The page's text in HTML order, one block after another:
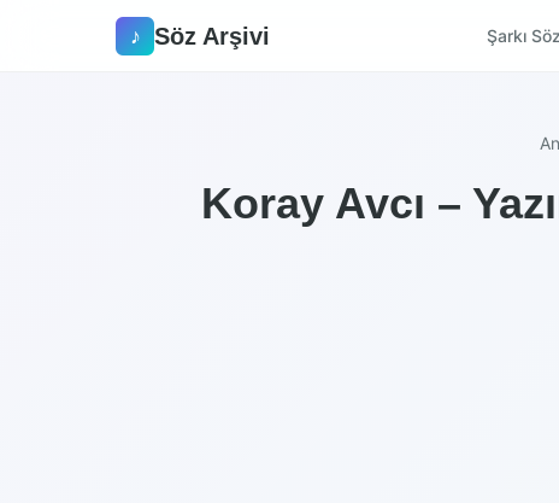
♪ Söz Arşivi Şarkı
Koray Avcı –